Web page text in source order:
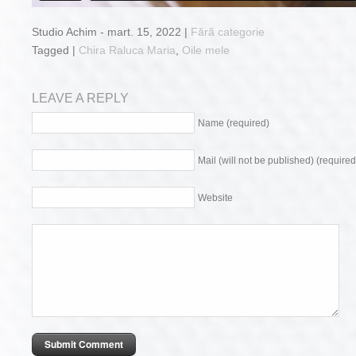
Studio Achim - mart. 15, 2022 | Fără categorie
Tagged | Chira Raluca Maria Oile mele
LEAVE A REPLY
Name (required)
Mail (will not be published)
Website